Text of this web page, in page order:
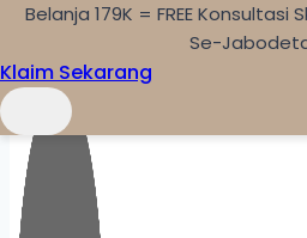
Skip to content
Belanja 179K = FREE Konsultasi
Se-
Klaim Sekarang